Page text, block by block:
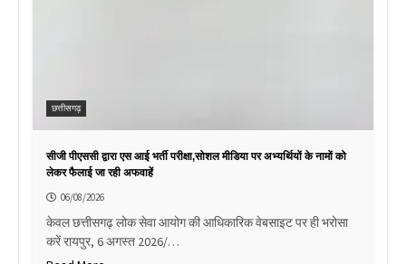
छत्तीसगढ़
सीजी पीएससी द्वारा एस आई भर्ती परीक्षा,सोशल मीडिया पर अभ्यर्थियों के नामों को
लेकर फैलाई जा रही अफवाहें
06/08/2026
केवल छत्तीसगढ़ लोक सेवा आयोग की आधिकारिक वेबसाइट पर ही भरोसा
करें रायपुर, 6 अगस्त 2026/…